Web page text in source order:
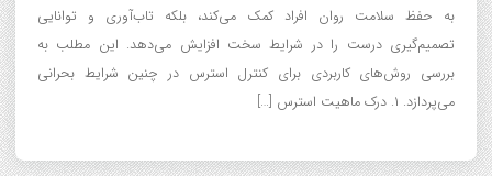
به حفظ سلامت روان افراد کمک می‌کند، بلکه تاب‌آوری و توانایی
تصمیم‌گیری درست را در شرایط سخت افزایش می‌دهد. این مطلب به
بررسی روش‌های کاربردی برای کنترل استرس در چنین شرایط بحرانی
می‌پردازد. ۱. درک ماهیت استرس […]